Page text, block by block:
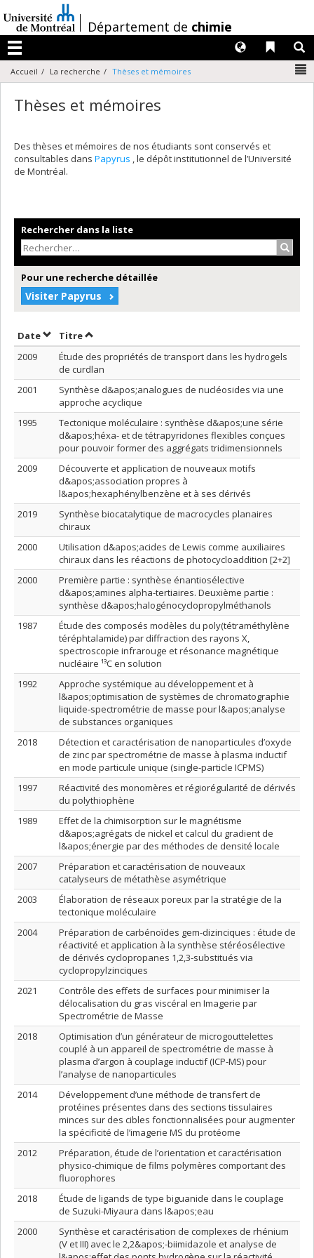
au
contenu
/Département de chimie
Menu
Liens
Langues
Accueil La recherche Thèses et mémoires
Thèses et mémoires
Des thèses et mémoires de nos étudiants sont conservés et
consultables dans Papyrus , le dépôt institutionnel de l’Université
de Montréal.
Rechercher dans la liste
Pour une recherche détaillée
Visiter Papyrus
DateTrier par date en ordre décroissant
TitreTrier par titre en ordre décroissant
2009
Étude des propriétés de transport dans les hydrogels
de curdlan
2001
Synthèse d&apos;analogues de nucléosides via une
approche acyclique
1995
Tectonique moléculaire : synthèse d&apos;une série
d&apos;héxa- et de tétrapyridones flexibles conçues
pour pouvoir former des aggrégats tridimensionnels
2009
Découverte et application de nouveaux motifs
d&apos;association propres à
l&apos;hexaphénylbenzène et à ses dérivés
2019
Synthèse biocatalytique de macrocycles planaires
chiraux
2000
Utilisation d&apos;acides de Lewis comme auxiliaires
chiraux dans les réactions de photocycloaddition [2+2]
2000
Première partie : synthèse énantiosélective
d&apos;amines alpha-tertiaires. Deuxième partie :
synthèse d&apos;halogénocyclopropylméthanols
1987
Étude des composés modèles du poly(tétraméthylène
téréphtalamide) par diffraction des rayons X,
spectroscopie infrarouge et résonance magnétique
nucléaire ¹³C en solution
1992
Approche systémique au développement et à
l&apos;optimisation de systèmes de chromatographie
liquide-spectrométrie de masse pour l&apos;analyse
de substances organiques
2018
Détection et caractérisation de nanoparticules d’oxyde
de zinc par spectrométrie de masse à plasma inductif
en mode particule unique (single-particle ICPMS)
1997
Réactivité des monomères et régiorégularité de dérivés
du polythiophène
1989
Effet de la chimisorption sur le magnétisme
d&apos;agrégats de nickel et calcul du gradient de
l&apos;énergie par des méthodes de densité locale
2007
Préparation et caractérisation de nouveaux
catalyseurs de métathèse asymétrique
2003
Élaboration de réseaux poreux par la stratégie de la
tectonique moléculaire
2004
Préparation de carbénoïdes gem-dizinciques : étude de
réactivité et application à la synthèse stéréosélective
de dérivés cyclopropanes 1,2,3-substitués via
cyclopropylzinciques
2021
Contrôle des effets de surfaces pour minimiser la
délocalisation du gras viscéral en Imagerie par
Spectrométrie de Masse
2018
Optimisation d’un générateur de microgouttelettes
couplé à un appareil de spectrométrie de masse à
plasma d’argon à couplage inductif (ICP-MS) pour
l’analyse de nanoparticules
2014
Développement d’une méthode de transfert de
protéines présentes dans des sections tissulaires
minces sur des cibles fonctionnalisées pour augmenter
la spécificité de l’imagerie MS du protéome
2012
Préparation, étude de l’orientation et caractérisation
physico-chimique de films polymères comportant des
fluorophores
2018
Étude de ligands de type biguanide dans le couplage
de Suzuki-Miyaura dans l&apos;eau
2000
Synthèse et caractérisation de complexes de rhénium
(V et III) avec le 2,2&apos;-biimidazole et analyse de